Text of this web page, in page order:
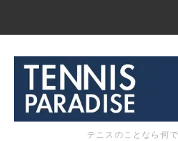
テニスのことなら何